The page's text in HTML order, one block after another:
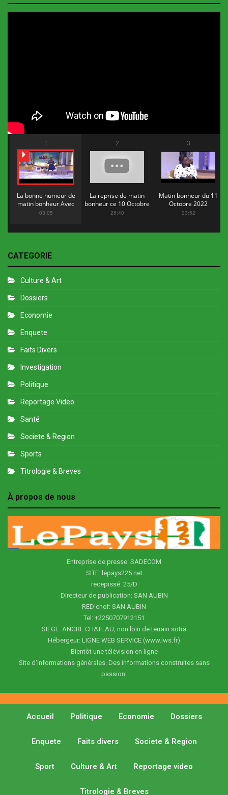
1
La bonne humeur de
matin bonheur Avec
Flopy Mendosa
03:05
2
La reprise de matin
bonheur ce 10 Octobre
2022
26:40
3
Matin bonheur du 11
Octobre 2022
23:52
CATEGORIE
Culture & Art
Dossiers
Economie
Enquete
Faits Divers
Investigation
Politique
Reportage Video
Santé
Societe & Region
Sports
Titrologie & Breves
À propos de nous
Entreprise de presse: SADECOM
SITE: lepays225.net
recepissé: 25/D
Directeur de publication: SAN AUBIN
RED'chef: SAN AUBIN
Tel: +2250707912151
SIEGE: ANGRE CHATEAU, non loin de terrain sotra
Hébergeur: LIGNE WEB SERVICE (www.lws.fr)
Bientôt une télévision en ligne
Site d'informations générales. Des informations construites sans
passion.
Accueil Politique Economie Dossiers
Enquete Faits divers Societe & Region
Sport Culture & Art Reportage video
Titrologie & Breves